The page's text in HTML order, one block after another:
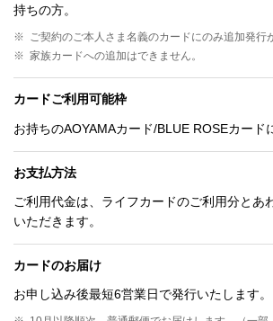
持ちの方。
※ ご契約のご本人さま名義のカードにのみ追加発行
※ 家族カードへの追加はできません。
カードご利用可能枠
お持ちのAOYAMAカード/BLUE ROSEカード
お支払方法
ご利用代金は、ライフカードのご利用分とあ
いただきます。
カードのお届け
お申し込み後最短6営業日で発行いたします。